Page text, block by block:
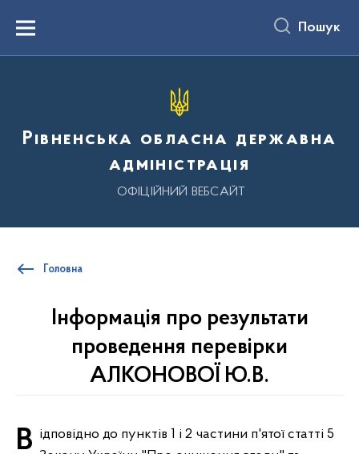
вмістуMenu Пошук
Рівненська обласна державна
адміністрація
ОФІЦІЙНИЙ ВЕБСАЙТ
Головна
Інформація про результати
проведення перевірки
АЛКОНОВОЇ Ю.В.
Відповідно до пунктів 1 і 2 частини п'ятої статті 5